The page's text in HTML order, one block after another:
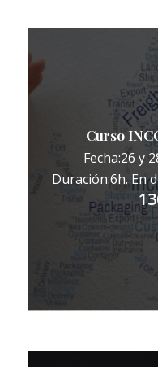
Curso
Fecha:26 y
Duración:6h. En